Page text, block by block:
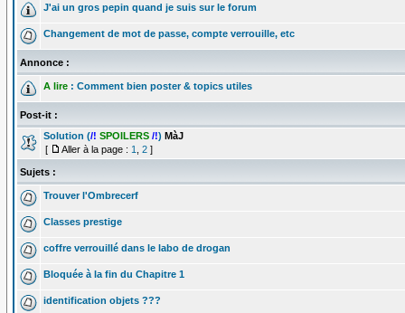
J'ai un gros pepin quand je suis sur le forum
Changement de mot de passe, compte verrouille, etc
Annonce :
A lire: Comment bien poster & topics utiles
Post-it :
Solution (/! SPOILERS /!) MàJ
[
Aller à la page : 1 ,2 ]
Sujets :
Trouver l'Ombrecerf
Classes prestige
coffre verrouillé dans le labo de drogan
Bloquée à la fin du Chapitre 1
identification objets ???